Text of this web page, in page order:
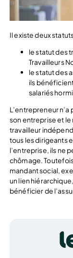
Il existe deux
le statut des
Travailleurs
le statut des
ils
salariés
L’entrepreneur
son entreprise et le
travailleur
tous les dirigeants
l’entreprise, ils ne
chômage.
mandant social,
un lien
bénéficier de